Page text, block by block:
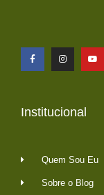
Institucional
Quem Sou Eu
Sobre o Blog